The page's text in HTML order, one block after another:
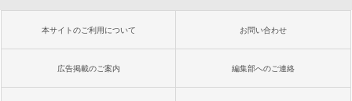
本サイトのご利用について お問い合わせ
広告掲載のご案内 編集部へのご連絡